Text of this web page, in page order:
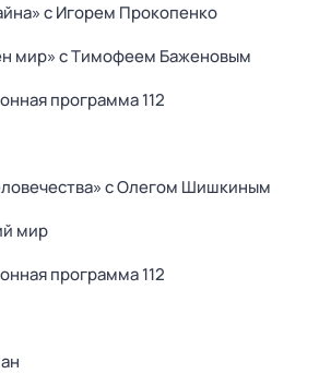
с Игорем Прокопенко
мир» с Тимофеем Баженовым
программа 112
с Олeгом Шишкиным
мир
программа 112